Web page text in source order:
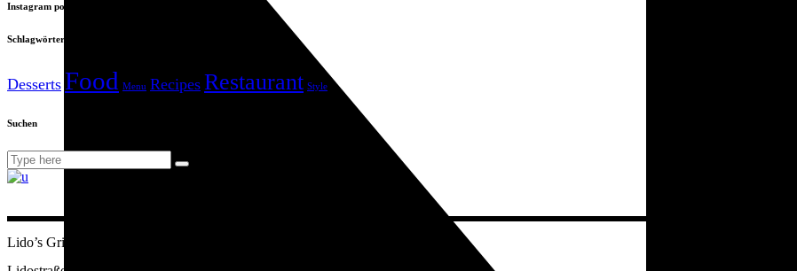
Instagram posts
Schlagwörter
Desserts Food Menu Recipes Restaurant Style
Suchen
Search
for:
Lido’s Grill & Restaurant